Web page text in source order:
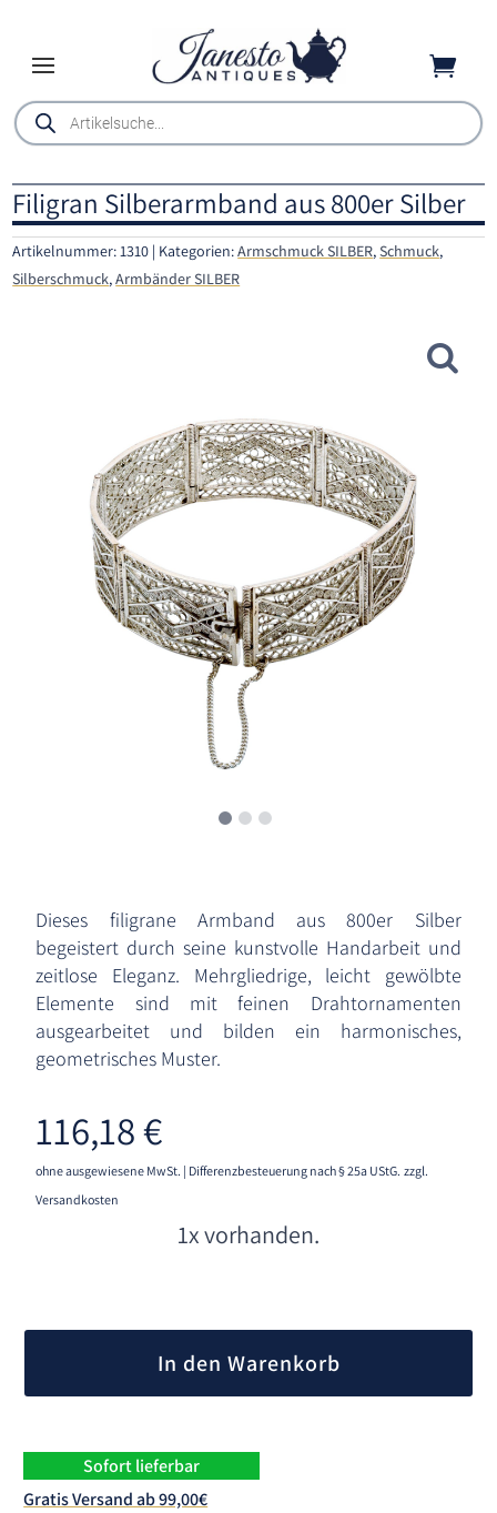

Products
search
Filigran Silberarmband aus 800er Silber
Artikelnummer:1310 Kategorien:Armschmuck SILBER,Schmuck,
Silberschmuck,Armbänder SILBER
Dieses filigrane Armband aus 800er Silber
begeistert durch seine kunstvolle Handarbeit und
zeitlose Eleganz. Mehrgliedrige, leicht gewölbte
Elemente sind mit feinen Drahtornamenten
ausgearbeitet und bilden ein harmonisches,
geometrisches Muster.
116,18€
ohne ausgewiesene MwSt. | Differenzbesteuerung nach § 25a UStG. zzgl.
Versandkosten
1x vorhanden.
In den Warenkorb
Sofort lieferbar
Gratis Versand ab 99,00€